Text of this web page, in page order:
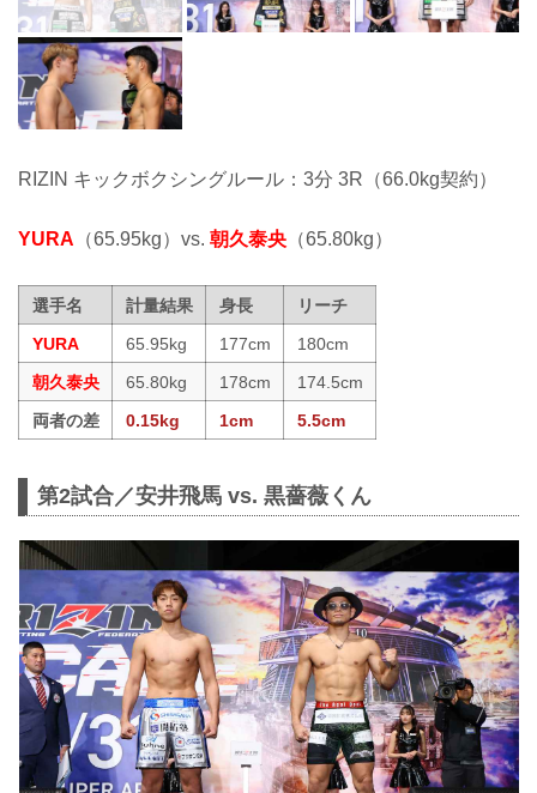
RIZIN キックボクシングルール：3分 3R（66.0kg契約）
YURA （65.95kg）vs. 朝久泰央 （65.80kg）
選手名 計量結果 身長
リーチ
YURA
65.95kg 177cm
180cm
朝久泰央
65.80kg 178cm
174.5cm
両者の差
0.15kg 1cm 5.5cm
第2試合／安井飛馬 vs. 黒薔薇くん